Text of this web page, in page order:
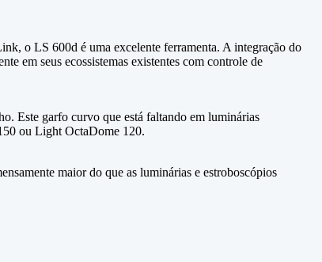
o LS 600d é uma excelente ferramenta. A integração do
em seus ecossistemas existentes com controle de
Este garfo curvo que está faltando em luminárias
ou Light OctaDome 120.
maior do que as luminárias e estroboscópios